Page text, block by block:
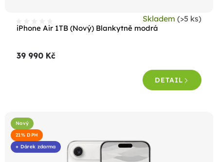
iPhone Air 1TB (Nový) Blankytně modrá
Skladem (>5 ks)
39 990 Kč
DETAIL
Nový
21% DPH
+ Dárek zdarma